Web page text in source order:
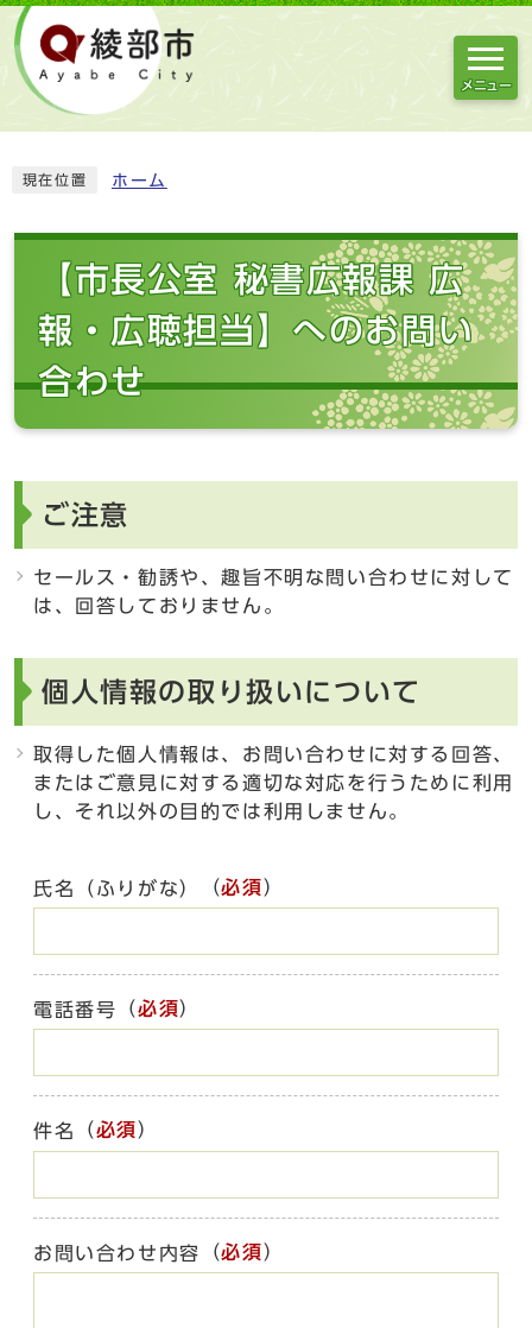
メニュー
現在位置 ホーム
【市長公室 秘書広報課 広
報・広聴担当】へのお問い
合わせ
ご注意
セールス・勧誘や、趣旨不明な問い合わせに対して
は、回答しておりません。
個人情報の取り扱いについて
取得した個人情報は、お問い合わせに対する回答、
またはご意見に対する適切な対応を行うために利用
し、それ以外の目的では利用しません。
氏名（ふりがな） （必須）
電話番号 （必須）
件名 （必須）
お問い合わせ内容 （必須）